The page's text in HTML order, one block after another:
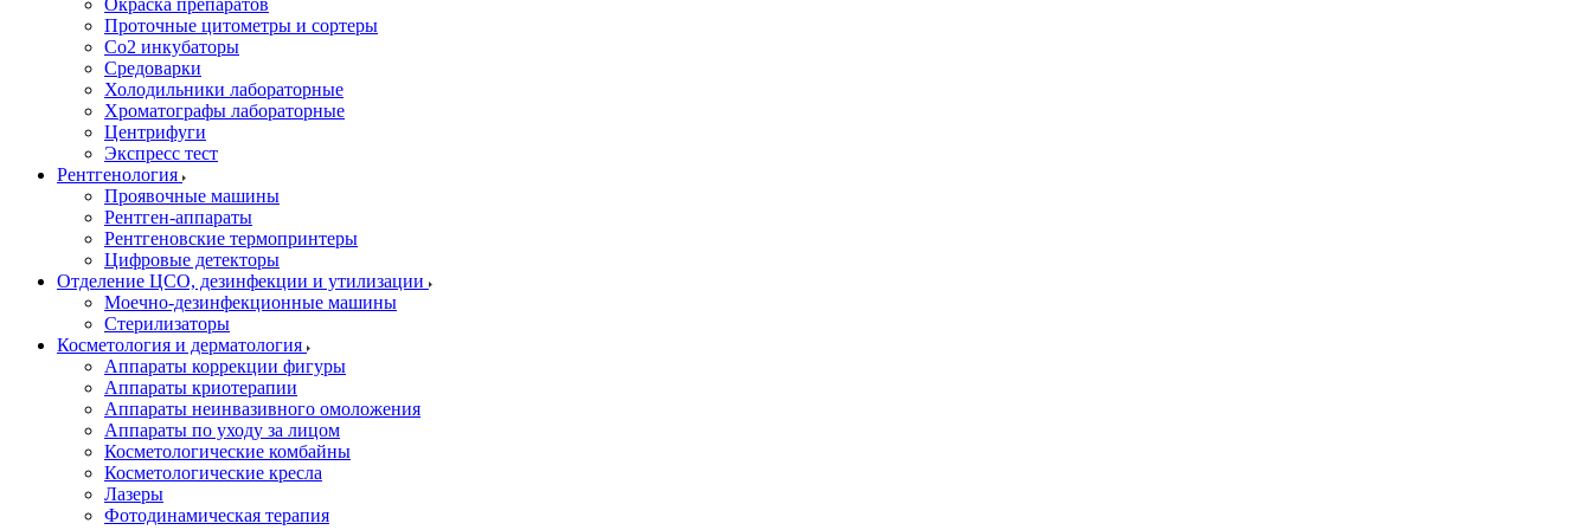
Окраска препаратов
Проточные цитометры и сортеры
Со2 инкубаторы
Средоварки
Холодильники лабораторные
Хроматографы лабораторные
Центрифуги
Экспресс тест
Рентгенология
Проявочные машины
Рентген-аппараты
Рентгеновские термопринтеры
Цифровые детекторы
Отделение ЦСО, дезинфекции и утилизации
Моечно-дезинфекционные машины
Стерилизаторы
Косметология и дерматология
Аппараты коррекции фигуры
Аппараты криотерапии
Аппараты неинвазивного омоложения
Аппараты по уходу за лицом
Косметологические комбайны
Косметологические кресла
Лазеры
Фотодинамическая терапия